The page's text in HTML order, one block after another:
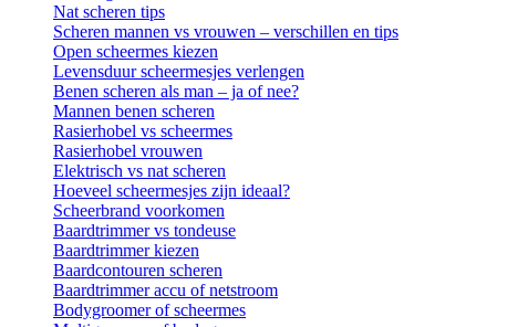
Nat scheren tips
Scheren mannen vs vrouwen – verschillen en tips
Open scheermes kiezen
Levensduur scheermesjes verlengen
Benen scheren als man – ja of nee?
Mannen benen scheren
Rasierhobel vs scheermes
Rasierhobel vrouwen
Elektrisch vs nat scheren
Hoeveel scheermesjes zijn ideaal?
Scheerbrand voorkomen
Baardtrimmer vs tondeuse
Baardtrimmer kiezen
Baardcontouren scheren
Baardtrimmer accu of netstroom
Bodygroomer of scheermes